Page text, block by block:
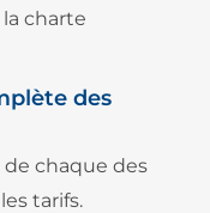
charte
des
de chaque des
tarifs.